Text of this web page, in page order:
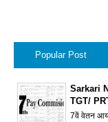
Popular Post
Sarkari
TGT/
7वें वेतन